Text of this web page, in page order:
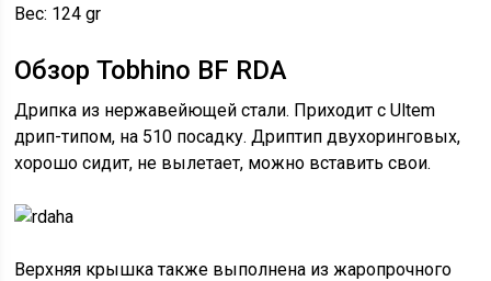
Вес: 124 gr
Обзор Tobhino BF RDA
Дрипка из нержавейющей стали. Приходит с Ultem
дрип-типом, на 510 посадку. Дриптип двухоринговых,
хорошо сидит, не вылетает, можно вставить свои.
Верхняя крышка также выполнена из жаропрочного